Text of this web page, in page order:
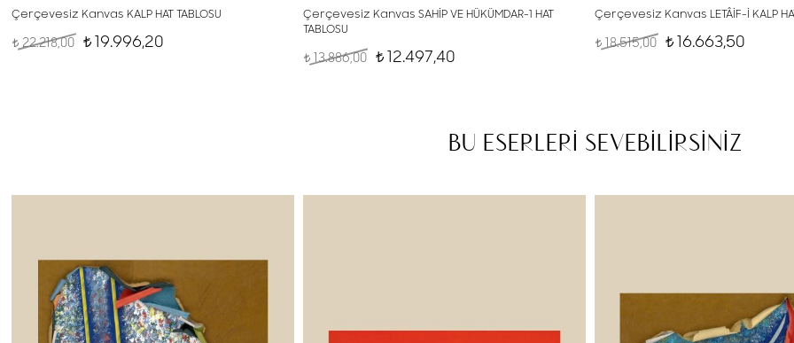
Çerçevesiz Kanvas KALP HAT TABLOSU
t 22.218,00 t19.996,20
Çerçevesiz Kanvas SAHİP VE HÜKÜMDAR-1 HAT
TABLOSU
t 13.886,00 t12.497,40
Çerçevesiz Kanvas LETÂİF-İ KALP
t 18.515,00 t16.663,50
BU ESERLERİ SEVEBİLİRSİNİZ